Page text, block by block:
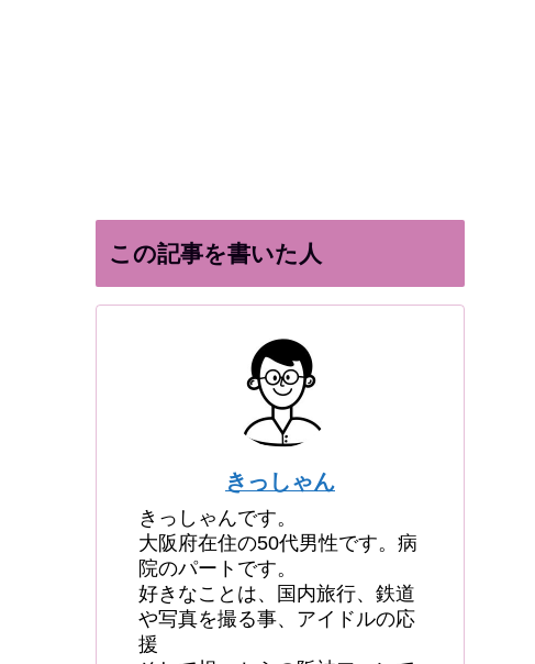
この記事を書いた人
きっしゃん
きっしゃんです。
大阪府在住の50代男性です。病
院のパートです。
好きなことは、国内旅行、鉄道
や写真を撮る事、アイドルの応
援